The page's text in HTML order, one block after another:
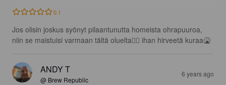
0.1
Jos olisin joskus syönyt pilaantunutta homeista ohrapuuroa,
niin se maistuisi varmaan tältä oluelta👌🏼 ihan hirveetä kuraa🤮
ANDY T
@ Brew Republic
6 years ago